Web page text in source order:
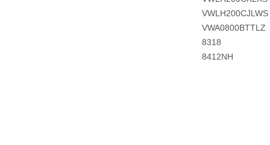
VWLH200CJLWS
VWA0800BTTLZ
8318
8412NH